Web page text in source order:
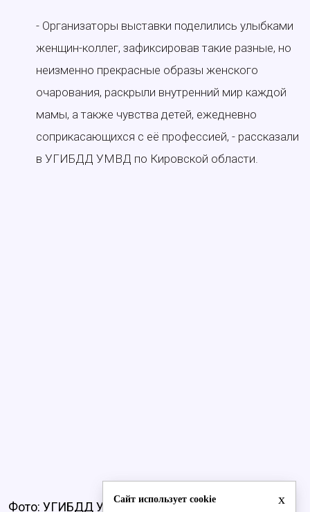
- Организаторы выставки поделились улыбками
женщин-коллег, зафиксировав такие разные, но
неизменно прекрасные образы женского
очарования, раскрыли внутренний мир каждой
мамы, а также чувства детей, ежедневно
соприкасающихся с её профессией, - рассказали
в УГИБДД УМВД по Кировской области.
Фото: УГИБДД УМВД по Кировской области
x
Сайт использует cookie